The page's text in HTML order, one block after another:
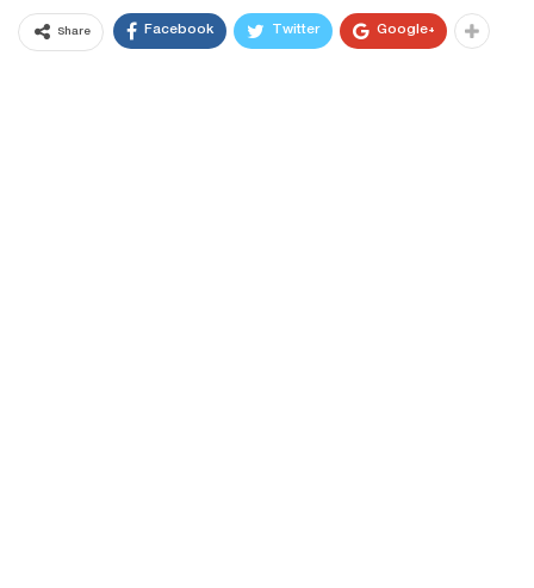
Share Facebook Twitter Google+